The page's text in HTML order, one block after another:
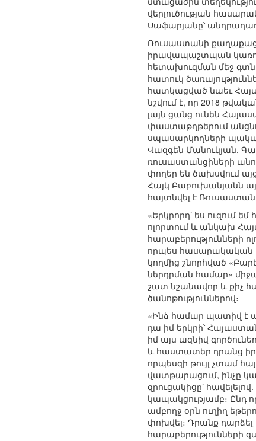
վերլուծության
Սաֆարյանը՝
Ռուսաստանի
իրավապաշտպան
հետախուզման մեջ
հատուկ
հատկացված նաեւ
նշվում է, որ 2018
լայն ցանց ունեն
փաստաթղթերում
սպասարկողների
Վազգեն Մանուկյան,
ռուսաստանցիների
փողեր են ծախսվում
Հայկ Բաբուխանյանն
հայտնվել է
«Երկրորդ՝ ես ուզում
ոլորտում և անկախ
հարաբերությունների
որպես հասարակական
կողմից շնորհված
ներդրման համար»
շատ նշանավոր և քիչ
ծանոթություններով։
«Ինձ համար պատիվ է
դա իմ երկրի՝
իմ այս ազնիվ
և հաստատեր դրանց
որպեսզի թույլ չտամ
վատթարացում, ինչը
զրուցակիցը՝
կապակցությամբ։ Ընդ
ամբողջ օրն ուղիղ
փոխվել։ Դրանք
հարաբերությունների